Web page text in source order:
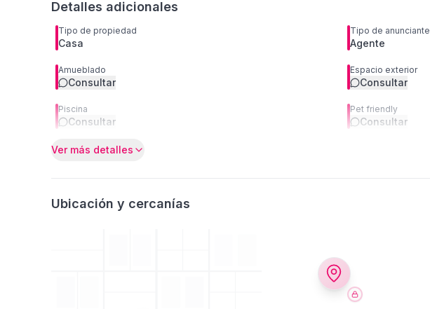
Detalles adicionales
Tipo de propiedad
Casa
Tipo de anunciante
Agente
Amueblado
Consultar
Espacio exterior
Consultar
Piscina
Consultar
Pet friendly
Consultar
Ver más detalles
Ubicación y cercanías